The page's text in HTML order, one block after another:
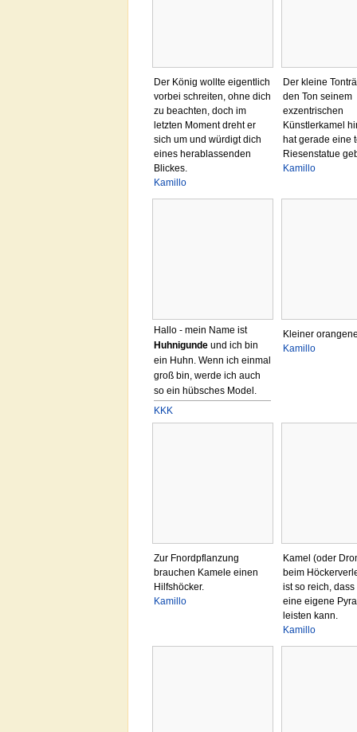
Der König wollte eigentlich
vorbei schreiten, ohne dich
zu beachten, doch im
letzten Moment dreht er
sich um und würdigt dich
eines herablassenden
Blickes.
Kamillo
Der kleine
den Ton seinem
exzentrischen
Künstlerkamel
hat gerade eine
Riesenstatue
Kamillo
Hallo - mein Name ist
Huhnigunde und ich bin
ein Huhn. Wenn ich einmal
groß bin, werde ich auch
so ein hübsches Model.
KKK
Kleiner
Kamillo
Zur Fnordpflanzung
brauchen Kamele einen
Hilfshöcker.
Kamillo
Kamel (oder
beim
ist so reich, dass
eine eigene
leisten kann.
Kamillo